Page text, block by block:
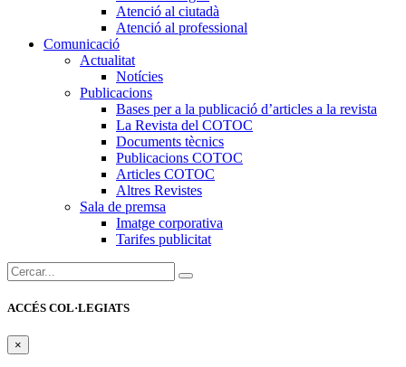
Atenció al ciutadà
Atenció al professional
Comunicació
Actualitat
Notícies
Publicacions
Bases per a la publicació d’articles a la revista
La Revista del COTOC
Documents tècnics
Publicacions COTOC
Articles COTOC
Altres Revistes
Sala de premsa
Imatge corporativa
Tarifes publicitat
Cercar:
ACCÉS COL·LEGIATS
×